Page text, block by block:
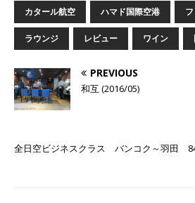
カタール航空 ハマド国際空港
ラウンジ レビュー ワイン
PREVIOUS
和互 (2016/05)
全日空ビジネスクラス バンコク～羽田